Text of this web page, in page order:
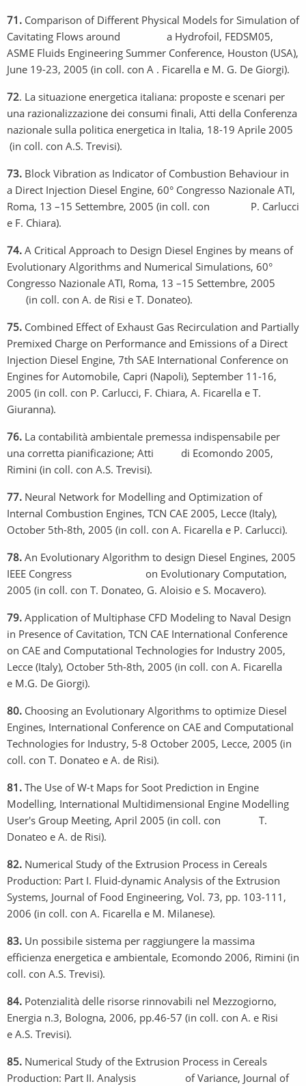
71. Comparison of Different Physical Models for Simulation of
Cavitating Flows around a Hydrofoil, FEDSM05,
ASME Fluids Engineering Summer Conference, Houston (USA),
June 19-23, 2005 (in coll. con A . Ficarella e M. G. De Giorgi).
72. La situazione energetica italiana: proposte e scenari per
una razionalizzazione dei consumi finali, Atti della Conferenza
nazionale sulla politica energetica in Italia, 18-19 Aprile 2005
(in coll. con A.S. Trevisi).
73. Block Vibration as Indicator of Combustion Behaviour in
a Direct Injection Diesel Engine, 60° Congresso Nazionale ATI,
Roma, 13 –15 Settembre, 2005 (in coll. con P. Carlucci
e F. Chiara).
74. A Critical Approach to Design Diesel Engines by means of
Evolutionary Algorithms and Numerical Simulations, 60°
Congresso Nazionale ATI, Roma, 13 –15 Settembre, 2005
(in coll. con A. de Risi e T. Donateo).
75. Combined Effect of Exhaust Gas Recirculation and Partially
Premixed Charge on Performance and Emissions of a Direct
Injection Diesel Engine, 7th SAE International Conference on
Engines for Automobile, Capri (Napoli), September 11-16,
2005 (in coll. con P. Carlucci, F. Chiara, A. Ficarella e T.
Giuranna).
76. La contabilità ambientale premessa indispensabile per
una corretta pianificazione; Atti di Ecomondo 2005,
Rimini (in coll. con A.S. Trevisi).
77. Neural Network for Modelling and Optimization of
Internal Combustion Engines, TCN CAE 2005, Lecce (Italy),
October 5th-8th, 2005 (in coll. con A. Ficarella e P. Carlucci).
78. An Evolutionary Algorithm to design Diesel Engines, 2005
IEEE Congress on Evolutionary Computation,
2005 (in coll. con T. Donateo, G. Aloisio e S. Mocavero).
79. Application of Multiphase CFD Modeling to Naval Design
in Presence of Cavitation, TCN CAE International Conference
on CAE and Computational Technologies for Industry 2005,
Lecce (Italy), October 5th-8th, 2005 (in coll. con A. Ficarella
e M.G. De Giorgi).
80. Choosing an Evolutionary Algorithms to optimize Diesel
Engines, International Conference on CAE and Computational
Technologies for Industry, 5-8 October 2005, Lecce, 2005 (in
coll. con T. Donateo e A. de Risi).
81. The Use of W-t Maps for Soot Prediction in Engine
Modelling, International Multidimensional Engine Modelling
User's Group Meeting, April 2005 (in coll. con T.
Donateo e A. de Risi).
82. Numerical Study of the Extrusion Process in Cereals
Production: Part I. Fluid-dynamic Analysis of the Extrusion
Systems, Journal of Food Engineering, Vol. 73, pp. 103-111,
2006 (in coll. con A. Ficarella e M. Milanese).
83. Un possibile sistema per raggiungere la massima
efficienza energetica e ambientale, Ecomondo 2006, Rimini (in
coll. con A.S. Trevisi).
84. Potenzialità delle risorse rinnovabili nel Mezzogiorno,
Energia n.3, Bologna, 2006, pp.46-57 (in coll. con A. e Risi
e A.S. Trevisi).
85. Numerical Study of the Extrusion Process in Cereals
Production: Part II. Analysis of Variance, Journal of